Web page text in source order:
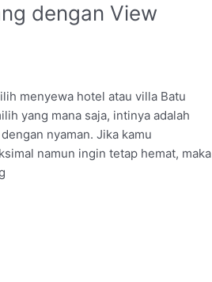
dengan View
menyewa hotel atau villa Batu
yang mana saja, intinya adalah
nyaman. Jika kamu
namun ingin tetap hemat, maka